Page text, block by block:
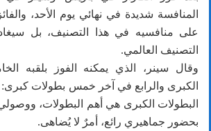
المنافسة شديدة في نهائي يوم الأحد،
على منافسيه في هذا التصنيف، بل
التصنيف العالمي.
وقال سينر، الذي يمكنه الفوز بلقبه
الكبرى والرابع في آخر خمس بطولات كبرى:
البطولات الكبرى هي أهم البطولات، ووصولي
بحضور جماهيري رائع، أمرٌ لا يُضاهى.